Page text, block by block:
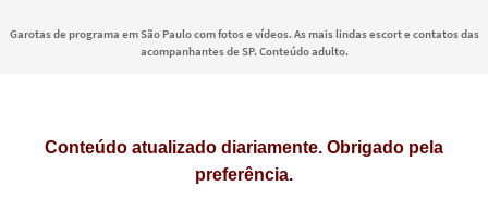
Garotas de programa em São Paulo com fotos e vídeos. As mais lindas escort e contatos das
acompanhantes de SP. Conteúdo adulto.
Conteúdo atualizado diariamente. Obrigado pela
preferência.